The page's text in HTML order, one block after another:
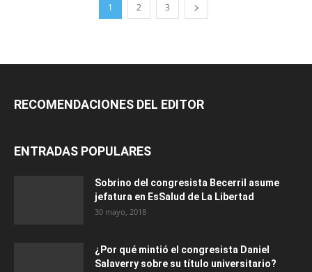
1 2 3
RECOMENDACIONES DEL EDITOR
ENTRADAS POPULARES
Sobrino del congresista Becerril asume
jefatura en EsSalud de La Libertad
30 mayo, 2018
¿Por qué mintió el congresista Daniel
Salaverry sobre su título universitario?